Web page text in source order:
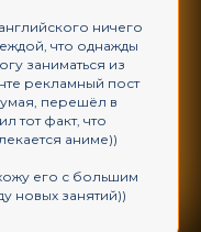
ничего
что однажды
заниматься из
рекламный пост
перешёл в
тот факт, что
аниме))
его с большим
новых занятий))